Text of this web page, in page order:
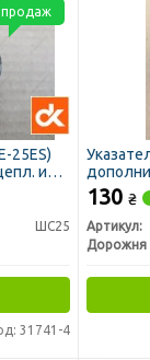
25ES)
и
ШС25
31741-4
продаж
КРАЗ,
(ДК)
130 ₴
Артикул: